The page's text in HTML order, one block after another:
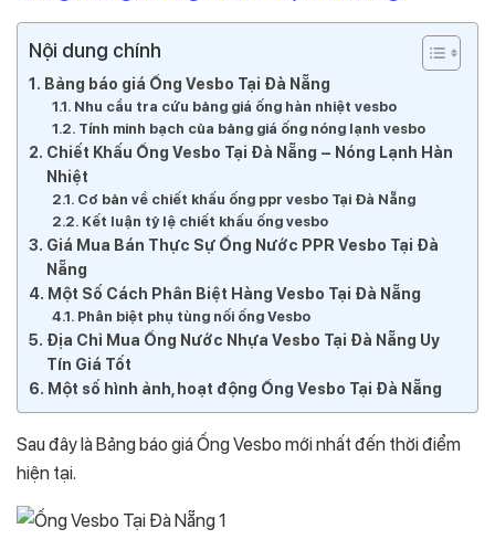
Nội dung chính
Bảng báo giá Ống Vesbo Tại Đà Nẵng
Nhu cầu tra cứu bảng giá ống hàn nhiệt vesbo
Tính minh bạch của bảng giá ống nóng lạnh vesbo
Chiết Khấu Ống Vesbo Tại Đà Nẵng – Nóng Lạnh Hàn
Nhiệt
Cơ bản về chiết khấu ống ppr vesbo Tại Đà Nẵng
Kết luận tỷ lệ chiết khấu ống vesbo
Giá Mua Bán Thực Sự Ống Nước PPR Vesbo Tại Đà
Nẵng
Một Số Cách Phân Biệt Hàng Vesbo Tại Đà Nẵng
Phân biệt phụ tùng nối ống Vesbo
Địa Chỉ Mua Ống Nước Nhựa Vesbo Tại Đà Nẵng Uy
Tín Giá Tốt
Một số hình ảnh, hoạt động Ống Vesbo Tại Đà Nẵng
Sau đây là Bảng báo giá Ống Vesbo mới nhất đến thời điểm
hiện tại.